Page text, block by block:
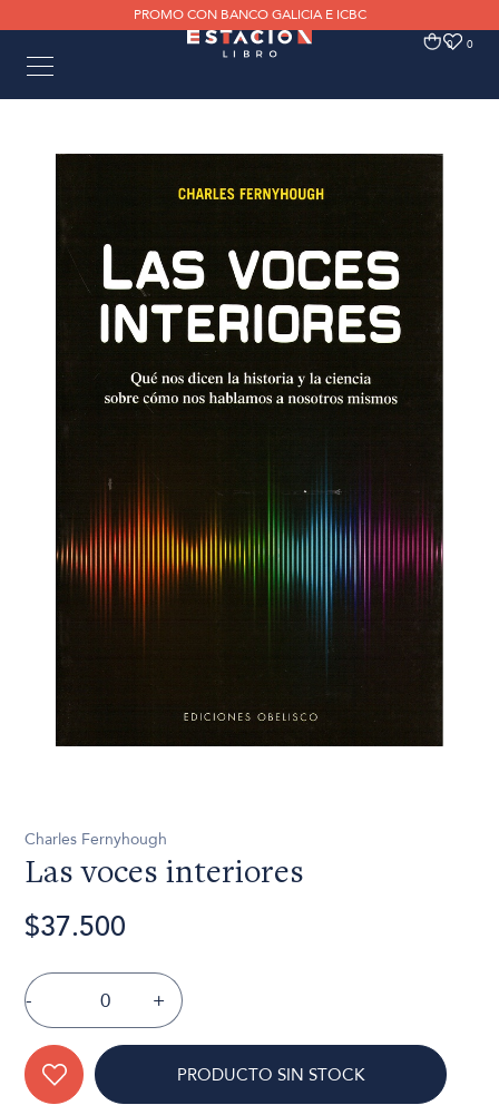
PROMO CON BANCO GALICIA E ICBC
0 0
Charles Fernyhough
Las voces interiores
$37.500
- +
PRODUCTO SIN STOCK